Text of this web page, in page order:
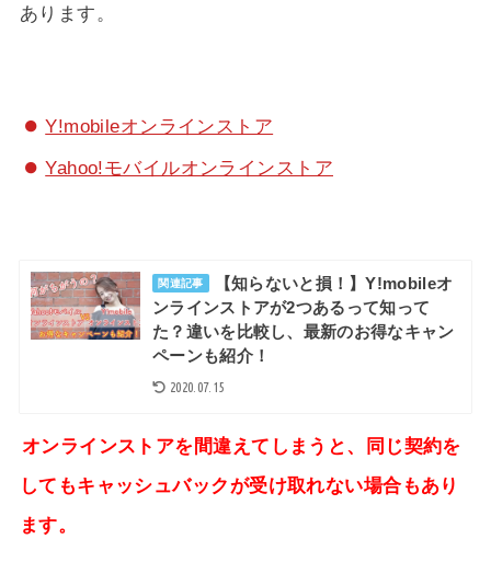
あります。
Y!mobileオンラインストア
Yahoo!モバイルオンラインストア
関連記事
【知らないと損！】Y!mobileオ
ンラインストアが2つあるって知って
た？違いを比較し、最新のお得なキャン
ペーンも紹介！
2020.07.15
オンラインストアを間違えてしまうと、同じ契約を
してもキャッシュバックが受け取れない場合もあり
ます。